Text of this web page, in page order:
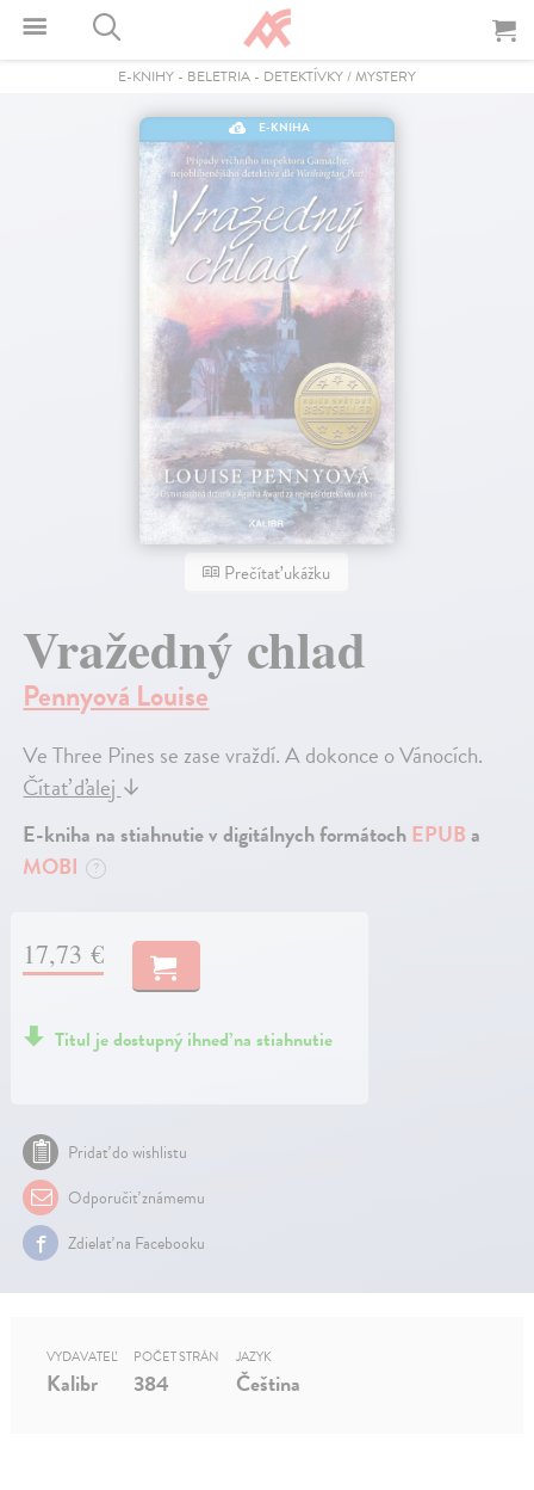
E-KNIHY - BELETRIA - DETEKTÍVKY / MYSTERY
E-KNIHA
Prečítať ukážku
Vražedný chlad
Pennyová Louise
Ve Three Pines se zase vraždí. A dokonce o Vánocích.
Čítať ďalej↓
E-kniha na stiahnutie v digitálnych formátochEPUBa
MOBI
?
17,73 €
Titul je dostupný ihneď na stiahnutie
Pridať do wishlistu
Odporučiť známemu
Zdielať na Facebooku
VYDAVATEĽ
Kalibr
POČET STRÁN
384
JAZYK
Čeština